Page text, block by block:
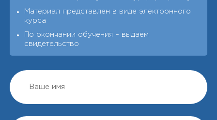
Материал представлен в виде электронного
курса
По окончании обучения – выдаeм
свидетельство